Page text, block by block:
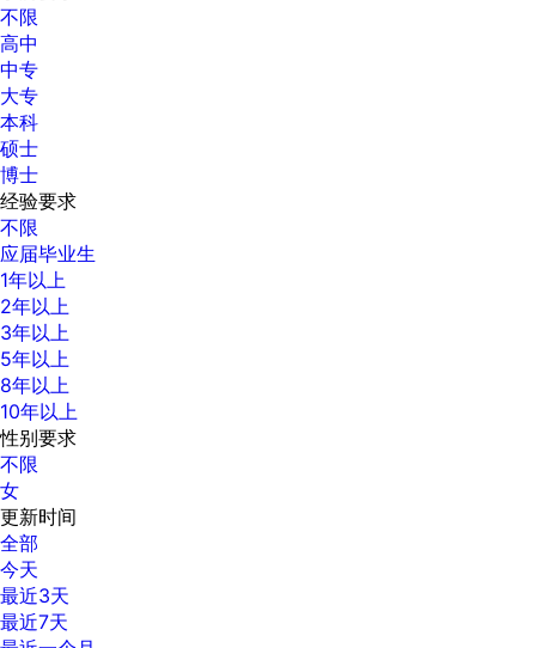
不限
高中
中专
大专
本科
硕士
博士
经验要求
不限
应届毕业生
1年以上
2年以上
3年以上
5年以上
8年以上
10年以上
性别要求
不限
女
更新时间
全部
今天
最近3天
最近7天